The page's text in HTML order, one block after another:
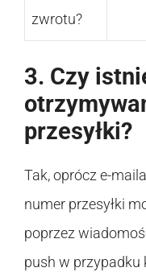
zwrotu?
3. Czy
przesyłki?
Tak, oprócz e-
numer przesyłki
poprzez
push w przypadku